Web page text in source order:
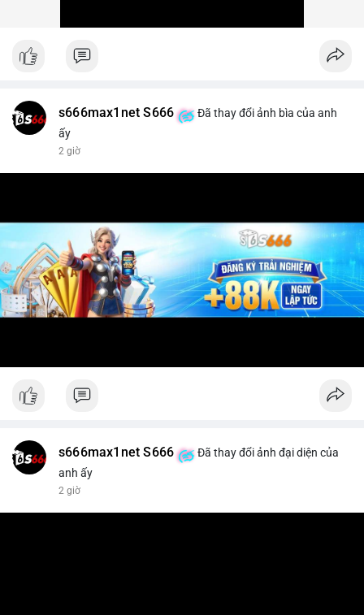
s666max1net S666
Đã thay đổi ảnh bìa của anh
ấy
2 giờ
s666max1net S666
Đã thay đổi ảnh đại diện của
anh ấy
2 giờ